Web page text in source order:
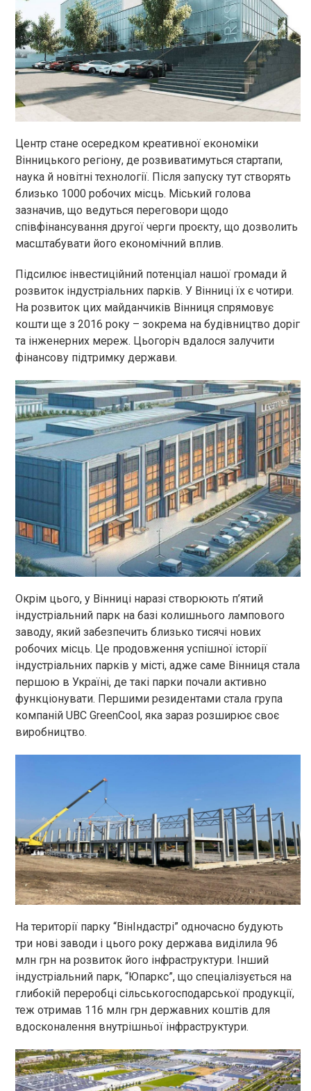
Центр стане осередком креативної економіки
Вінницького регіону, де розвиватимуться стартапи,
наука й новітні технології. Після запуску тут створять
близько 1000 робочих місць. Міський голова
зазначив, що ведуться переговори щодо
співфінансування другої черги проєкту, що дозволить
масштабувати його економічний вплив.
Підсилює інвестиційний потенціал нашої громади й
розвиток індустріальних парків. У Вінниці їх є чотири.
На розвиток цих майданчиків Вінниця спрямовує
кошти ще з 2016 року – зокрема на будівництво доріг
та інженерних мереж. Цьогоріч вдалося залучити
фінансову підтримку держави.
Окрім цього, у Вінниці наразі створюють п’ятий
індустріальний парк на базі колишнього лампового
заводу, який забезпечить близько тисячі нових
робочих місць. Це продовження успішної історії
індустріальних парків у місті, адже саме Вінниця стала
першою в Україні, де такі парки почали активно
функціонувати. Першими резидентами стала група
компаній UBC GreenCool, яка зараз розширює своє
виробництво.
На території парку “ВінІндастрі” одночасно будують
три нові заводи і цього року держава виділила 96
млн грн на розвиток його інфраструктури. Інший
індустріальний парк, “Юпаркс”, що спеціалізується на
глибокій переробці сільськогосподарської продукції,
теж отримав 116 млн грн державних коштів для
вдосконалення внутрішньої інфраструктури.